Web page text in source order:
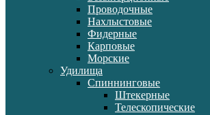
Проводочные
Нахлыстовые
Фидерные
Карповые
Морские
Удилища
Спиннинговые
Штекерные
Телескопические